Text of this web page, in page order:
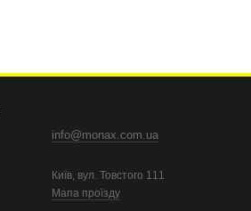
info@monax.com.ua
Київ, вул. Товстого 111
Мапа проїзду